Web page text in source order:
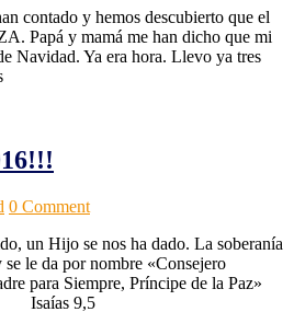
contado y hemos descubierto que el
Papá y mamá me han dicho que mi
Navidad. Ya era hora. Llevo ya tres
0 Comment
un Hijo se nos ha dado. La soberanía
se le da por nombre «Consejero
para Siempre, Príncipe de la Paz»
9,5